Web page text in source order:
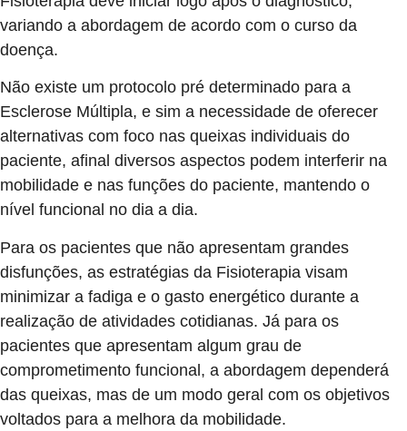
variando a abordagem de acordo com o curso da
doença.
Não existe um protocolo pré determinado para a
Esclerose Múltipla, e sim a necessidade de oferecer
alternativas com foco nas queixas individuais do
paciente, afinal diversos aspectos podem interferir na
mobilidade e nas funções do paciente, mantendo o
nível funcional no dia a dia.
Para os pacientes que não apresentam grandes
disfunções, as estratégias da Fisioterapia visam
minimizar a fadiga e o gasto energético durante a
realização de atividades cotidianas. Já para os
pacientes que apresentam algum grau de
comprometimento funcional, a abordagem dependerá
das queixas, mas de um modo geral com os objetivos
voltados para a melhora da mobilidade.